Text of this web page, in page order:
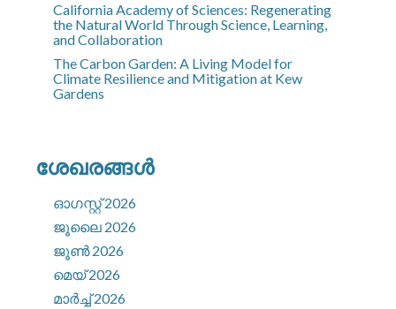
California Academy of Sciences: Regenerating
the Natural World Through Science, Learning,
and Collaboration
The Carbon Garden: A Living Model for
Climate Resilience and Mitigation at Kew
Gardens
ശേഖരങ്ങൾ
ഓഗസ്റ്റ്‌ 2026
ജൂലൈ 2026
ജൂൺ 2026
മെയ്‌ 2026
മാർച്ച്‌ 2026